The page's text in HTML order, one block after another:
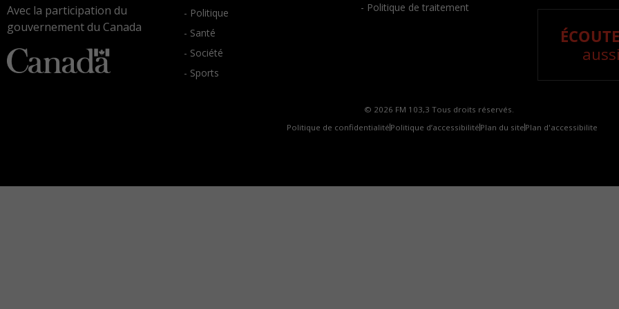
Avec la participation du
gouvernement du Canada
- Politique
- Santé
- Société
- Sports
- Politique de traitement
© 2026 FM 103,3 Tous droits réservés.
Politique de confidentialité Politique d’accessibilité Plan du site Plan d'accessibilite